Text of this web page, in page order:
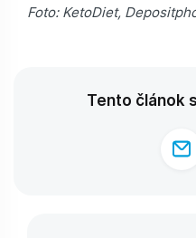
Foto: KetoDiet,
Tento článok